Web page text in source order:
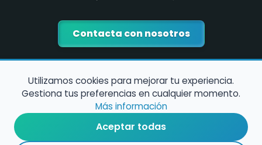
Contacta con nosotros
Utilizamos cookies para mejorar tu experiencia.
Gestiona tus preferencias en cualquier momento.
Más información
Aceptar todas